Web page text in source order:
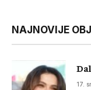
NAJNOVIJE
17.